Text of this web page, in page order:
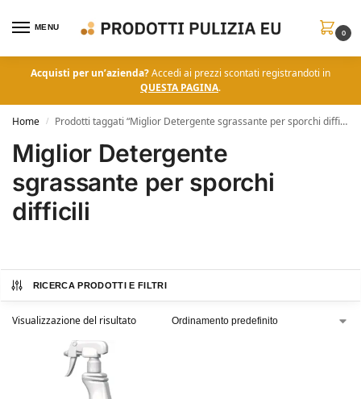
MENU
0
Acquisti per un’azienda?Accedi ai prezzi scontati registrandoti in
QUESTA PAGINA.
Home / Prodotti taggati “Miglior Detergente sgrassante per sporchi difficili”
Miglior Detergente
sgrassante per sporchi
difficili
RICERCA PRODOTTI E FILTRI
Visualizzazione del risultato